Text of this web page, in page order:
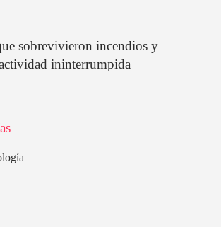
sobrevivieron incendios y
ininterrumpida